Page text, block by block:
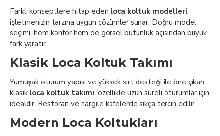
Farklı konseptlere hitap eden loca koltuk modelleri,
işletmenizin tarzına uygun çözümler sunar. Doğru model
seçimi, hem konfor hem de görsel bütünlük açısından büyük
fark yaratır.
Klasik Loca Koltuk Takımı
Yumuşak oturum yapısı ve yüksek sırt desteği ile öne çıkan
klasik loca koltuk takımı, özellikle uzun süreli oturumlar için
idealdir. Restoran ve nargile kafelerde sıkça tercih edilir.
Modern Loca Koltukları